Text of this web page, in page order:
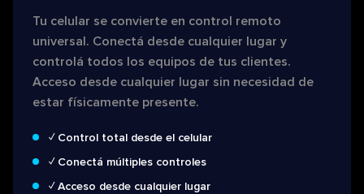
Tu celular se convierte en control remoto
universal. Conectá desde cualquier lugar y
controlá todos los equipos de tus clientes.
Acceso desde cualquier lugar sin necesidad de
estar físicamente presente.
✓ Control total desde el celular
✓ Conectá múltiples controles
✓ Acceso desde cualquier lugar